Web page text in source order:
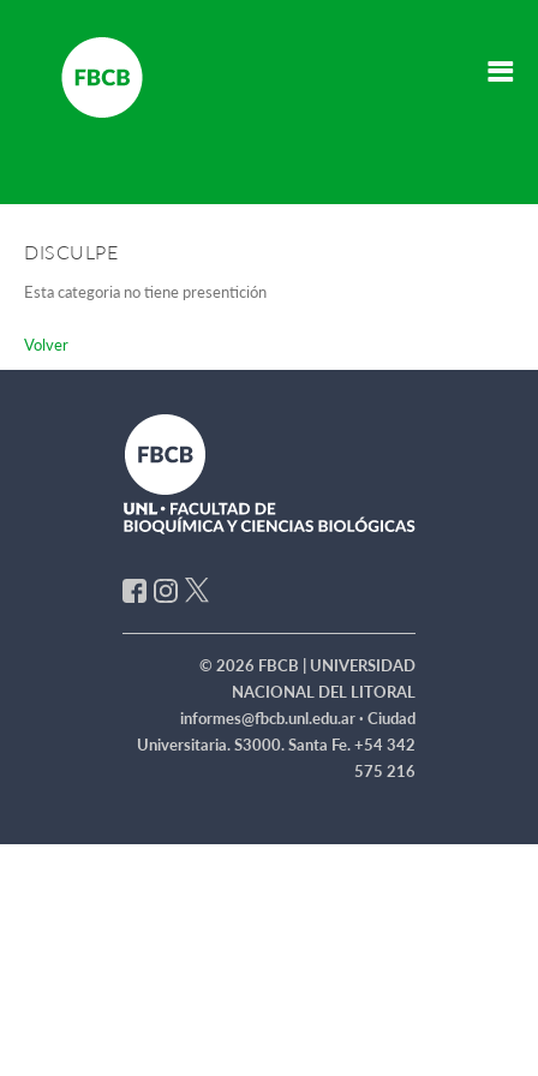
DISCULPE
Esta categoria no tiene presentición
Volver
© 2026 FBCB | UNIVERSIDAD
NACIONAL DEL LITORAL
informes@fbcb.unl.edu.ar ·Ciudad
Universitaria. S3000. Santa Fe. +54 342
575 216